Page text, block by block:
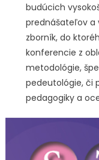
budúcich
prednášateľov a
zborník, do
konferencie z
metodológie,
pedeutológie, či
pedagogiky a